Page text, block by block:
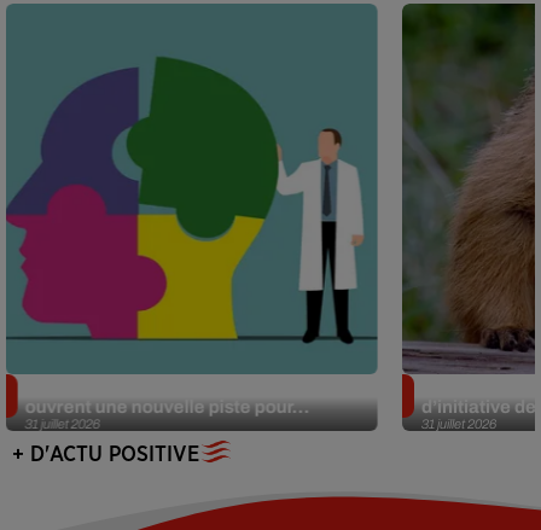
31 juillet 2026
ouvrent une nouvelle piste pour...
31 juillet 2026
d’initiative
+ D'ACTU POSITIVE